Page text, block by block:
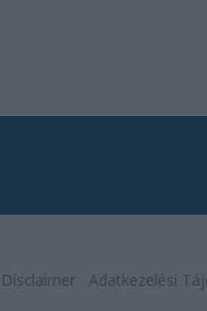
Disclaimer Adatkezelési